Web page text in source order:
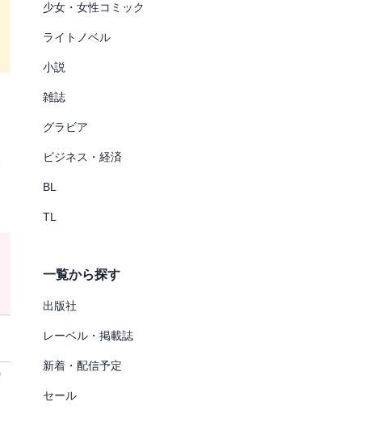
少女・女性コミック
ライトノベル
小説
雑誌
グラビア
ビジネス・経済
BL
TL
一覧から探す
出版社
レーベル・掲載誌
新着・配信予定
セール